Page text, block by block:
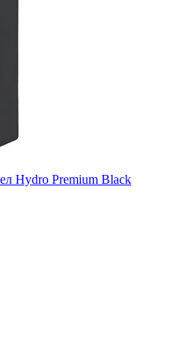
Hydro Premium Black